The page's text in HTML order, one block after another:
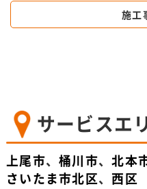
施工
サービスエ
上尾市、桶川市、北本
さいたま市北区、 西区